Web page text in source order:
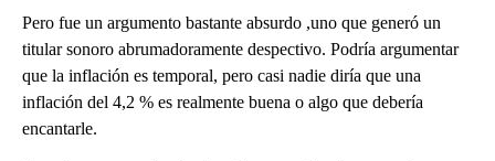
Pero fue un argumento bastante absurdo ,uno que generó un
titular sonoro abrumadoramente despectivo. Podría argumentar
que la inflación es temporal, pero casi nadie diría que una
inflación del 4,2 % es realmente buena o algo que debería
encantarle.